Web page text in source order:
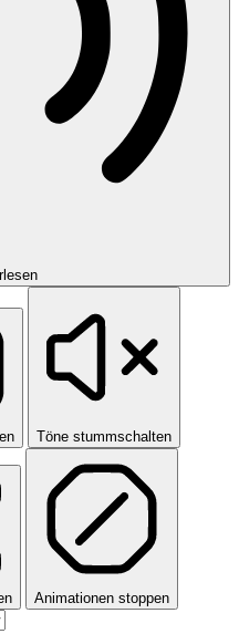
Töne stummschalten
Animationen stoppen